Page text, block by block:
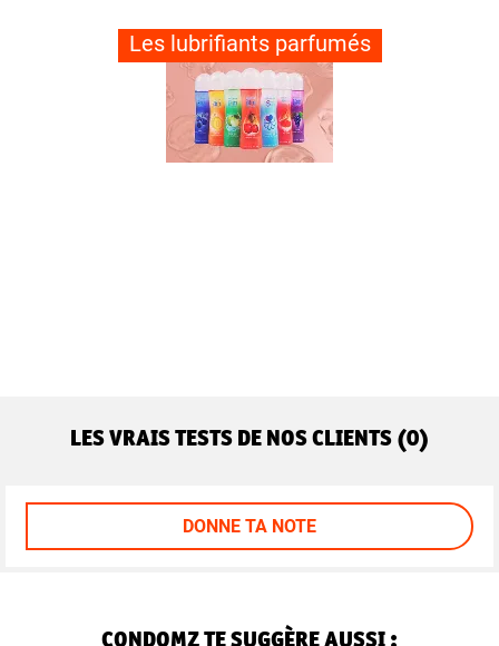
Les lubrifiants parfumés
LES VRAIS TESTS DE NOS CLIENTS (0)
DONNE TA NOTE
CONDOMZ TE SUGGÈRE AUSSI :